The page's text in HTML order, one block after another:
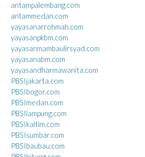
antampalembang.com
antammedan.com
yayasanarrohmah.com
yayasanpkbm.com
yayasanmambaulirsyad.com
yayasanabm.com
yayasandharmawanita.com
PBSIjakarta.com
PBSIbogor.com
PBSImedan.com
PBSIlampung.com
PBSIkaltim.com
PBSIsumbar.com
PBSIbaubau.com